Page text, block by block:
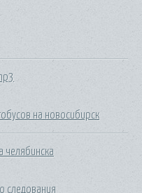
на новосибирск
челябинска
следования